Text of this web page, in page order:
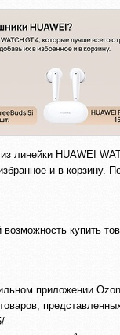
линейки HUAWEI
и в корзину.
купить
приложении